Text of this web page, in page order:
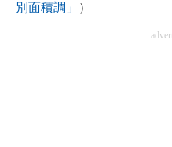
別面積調」
）